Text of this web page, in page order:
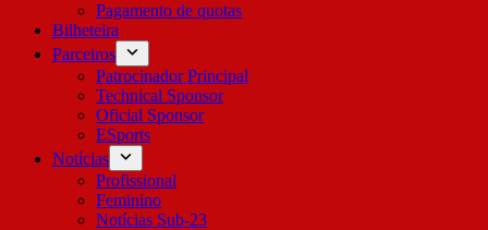
Pagamento de quotas
Bilheteira
Parceiros
Patrocinador Principal
Technical Sponsor
Oficial Sponsor
ESports
Notícias
Profissional
Feminino
Notícias Sub-23